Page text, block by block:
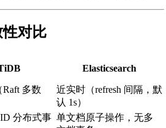
对比
Elasticsearch
多数
近实时（refresh 间隔，默
认 1s）
分布式事 单文档原子操作，无多